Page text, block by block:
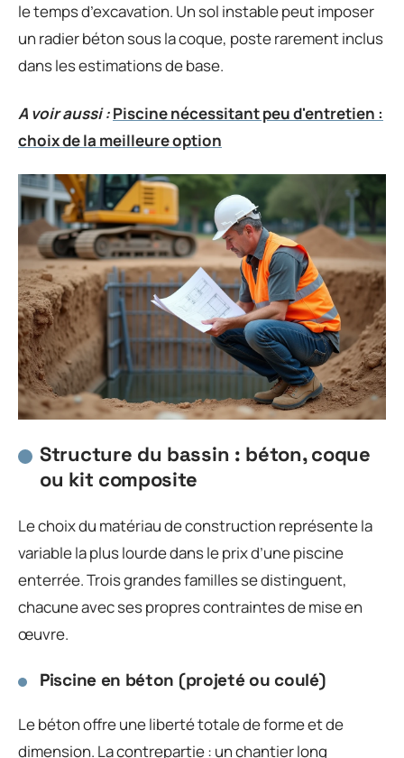
le temps d’excavation. Un sol instable peut imposer
un radier béton sous la coque, poste rarement inclus
dans les estimations de base.
A voir aussi :Piscine nécessitant peu d'entretien :
choix de la meilleure option
Structure du bassin : béton, coque
ou kit composite
Le choix du matériau de construction représente la
variable la plus lourde dans le prix d’une piscine
enterrée. Trois grandes familles se distinguent,
chacune avec ses propres contraintes de mise en
œuvre.
Piscine en béton (projeté ou coulé)
Le béton offre une liberté totale de forme et de
dimension. La contrepartie : un chantier long